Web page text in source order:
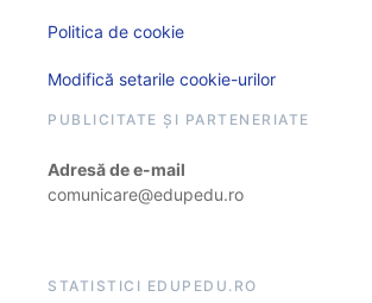
Politica de cookie
Modifică setarile cookie-urilor
PUBLICITATE ȘI PARTENERIATE
Adresă de e-mail
comunicare@edupedu.ro
STATISTICI EDUPEDU.RO